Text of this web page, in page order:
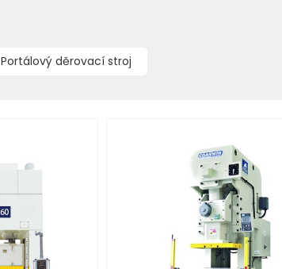
Portálový děrovací stroj